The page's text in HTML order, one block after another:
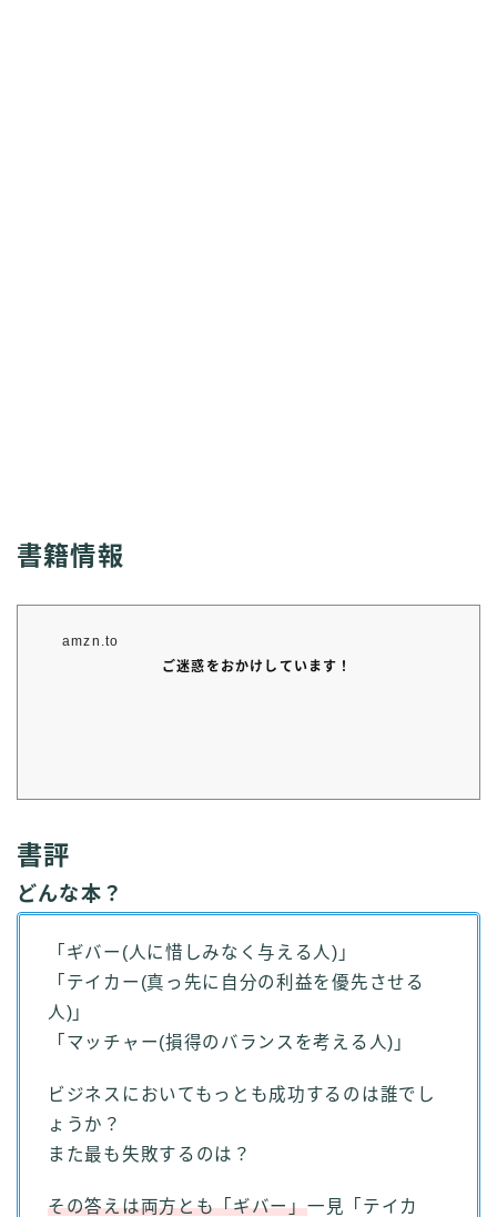
書籍情報
amzn.to
ご迷惑をおかけしています！
書評
どんな本？
「ギバー(人に惜しみなく与える人)」
「テイカー(真っ先に自分の利益を優先させる
人)」
「マッチャー(損得のバランスを考える人)」
ビジネスにおいてもっとも成功するのは誰でし
ょうか？
また最も失敗するのは？
その答えは両方とも「ギバー」一見「テイカ